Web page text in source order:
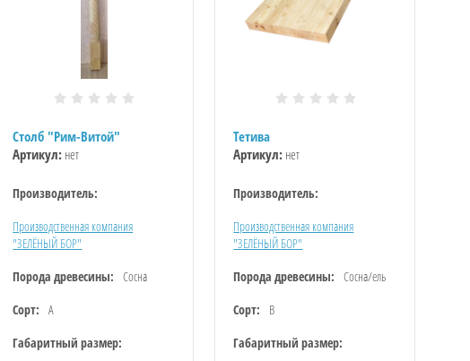
Столб "Рим-Витой"
Артикул: нет
Производитель:
Производственная компания
"ЗЕЛЁНЫЙ БОР"
Порода древесины: Сосна
Сорт: А
Габаритный размер:
Тетива
Артикул: нет
Производитель:
Производственная компания
"ЗЕЛЁНЫЙ БОР"
Порода древесины:
Сосна/ель
Сорт:
B
Габаритный размер: